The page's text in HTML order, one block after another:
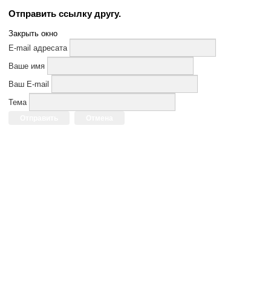
Отправить ссылку другу.
Закрыть окно
E-mail адресата
Ваше имя
Ваш E-mail
Тема